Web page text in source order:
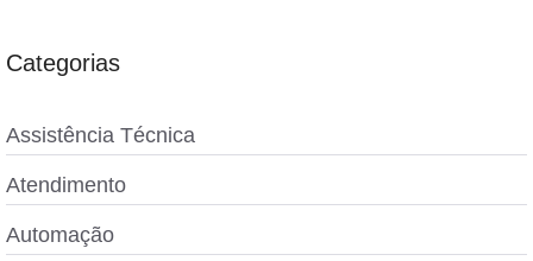
Categorias
Assistência Técnica
Atendimento
Automação